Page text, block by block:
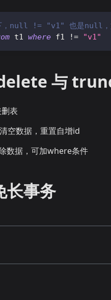
，null != "v1" 也是null，
t1 where f1 != "v1"
与
表
空数据，重置自增id
数据，可加where条件
长事务